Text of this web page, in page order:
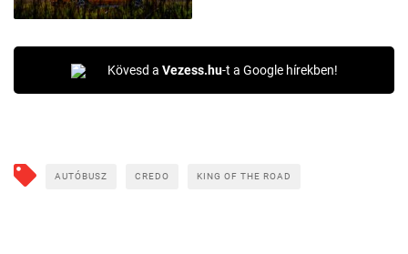
Kövesd a Vezess.hu-t a Google hírekben!
AUTÓBUSZ CREDO KING OF THE ROAD